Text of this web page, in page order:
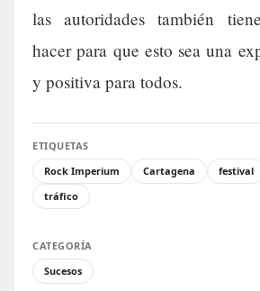
las autoridades también
hacer para que esto sea una
y positiva para todos.
ETIQUETAS
Rock Imperium
Cartagena festival
tráfico
CATEGORÍA
Sucesos